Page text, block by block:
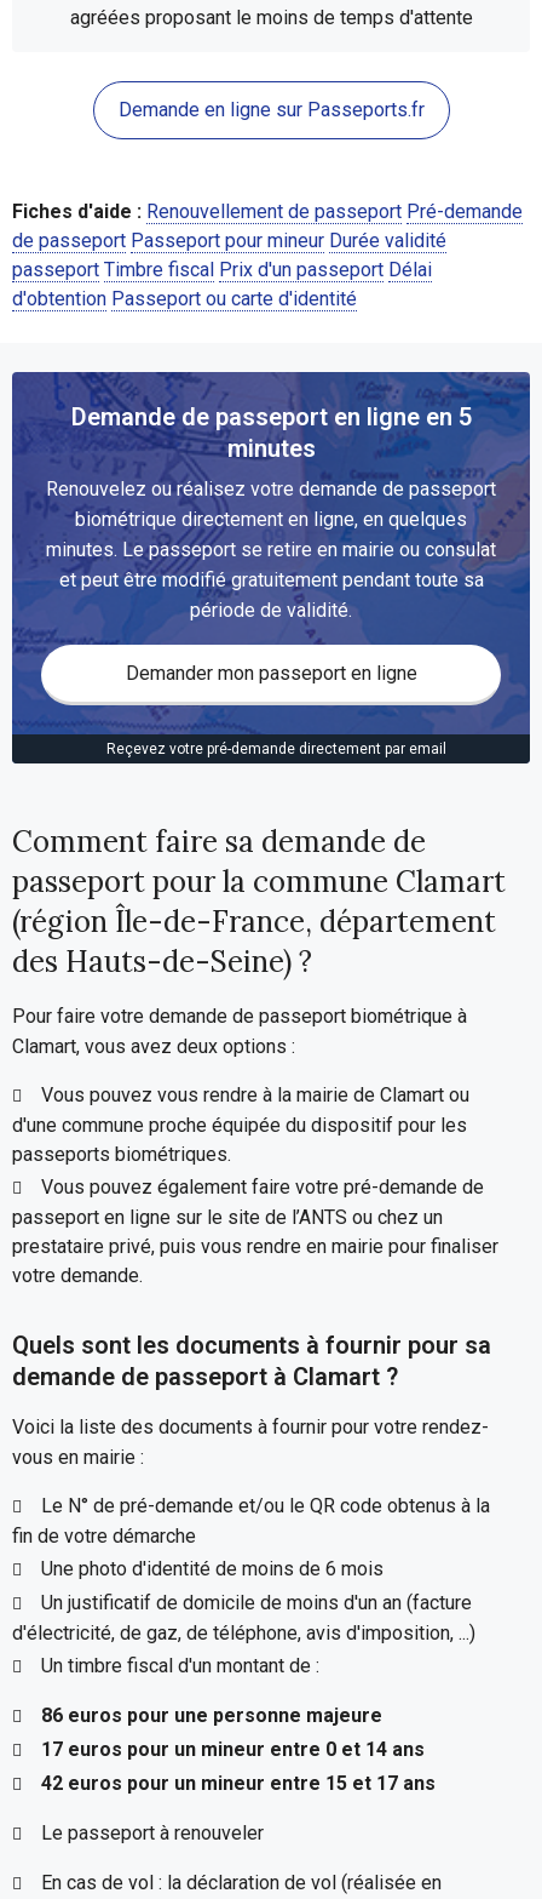
agréées proposant le moins de temps d'attente
Demande en ligne sur Passeports.fr
Fiches d'aide : Renouvellement de passeport Pré-demande
de passeport Passeport pour mineur Durée validité
passeport Timbre fiscal Prix d'un passeport Délai
d'obtention Passeport ou carte d'identité
Demande de passeport en ligne en 5
minutes
Renouvelez ou réalisez votre demande de passeport
biométrique directement en ligne, en quelques
minutes. Le passeport se retire en mairie ou consulat
et peut être modifié gratuitement pendant toute sa
période de validité.
Demander mon passeport en ligne
Reçevez votre pré-demande directement par email
Comment faire sa demande de
passeport pour la commune Clamart
(région Île-de-France, département
des Hauts-de-Seine) ?
Pour faire votre demande de passeport biométrique à
Clamart, vous avez deux options :
Vous pouvez vous rendre à la mairie de Clamart ou
d'une commune proche équipée du dispositif pour les
passeports biométriques.
Vous pouvez également faire votre pré-demande de
passeport en ligne sur le site de l’ANTS ou chez un
prestataire privé, puis vous rendre en mairie pour finaliser
votre demande.
Quels sont les documents à fournir pour sa
demande de passeport à Clamart ?
Voici la liste des documents à fournir pour votre rendez-
vous en mairie :
Le N° de pré-demande et/ou le QR code obtenus à la
fin de votre démarche
Une photo d'identité de moins de 6 mois
Un justificatif de domicile de moins d'un an (facture
d'électricité, de gaz, de téléphone, avis d'imposition, ...)
Un timbre fiscal d'un montant de :
86 euros pour une personne majeure
17 euros pour un mineur entre 0 et 14 ans
42 euros pour un mineur entre 15 et 17 ans
Le passeport à renouveler
En cas de vol : la déclaration de vol (réalisée en